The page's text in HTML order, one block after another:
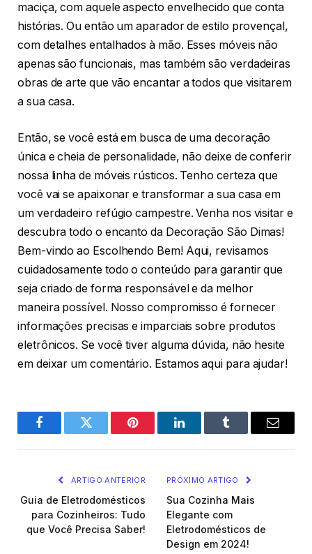
maciça, com aquele aspecto envelhecido que conta
histórias. Ou então um aparador de estilo provençal,
com detalhes entalhados à mão. Esses móveis não
apenas são funcionais, mas também são verdadeiras
obras de arte que vão encantar a todos que visitarem
a sua casa.
Então, se você está em busca de uma decoração
única e cheia de personalidade, não deixe de conferir
nossa linha de móveis rústicos. Tenho certeza que
você vai se apaixonar e transformar a sua casa em
um verdadeiro refúgio campestre. Venha nos visitar e
descubra todo o encanto da Decoração São Dimas!
Bem-vindo ao Escolhendo Bem! Aqui, revisamos
cuidadosamente todo o conteúdo para garantir que
seja criado de forma responsável e da melhor
maneira possível. Nosso compromisso é fornecer
informações precisas e imparciais sobre produtos
eletrônicos. Se você tiver alguma dúvida, não hesite
em deixar um comentário. Estamos aqui para ajudar!
FacebookTwitter Pinterest O
Tumblr
E-
ARTIGO ANTERIOR
Guia de Eletrodomésticos
para Cozinheiros: Tudo
que Você Precisa Saber!
PRÓXIMO ARTIGO
Sua Cozinha Mais
Elegante com
Eletrodomésticos de
Design em 2024!